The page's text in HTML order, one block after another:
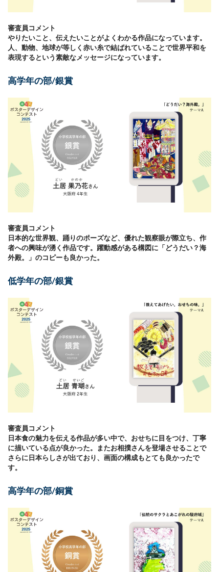
審査員コメント
やりたいこと、伝えたいことがよくわかる作品になっています。
人、動物、地球が等しく赤い糸で結ばれていることで世界平和を
表現するという素敵なメッセージになっています。
高学年の部/銀賞
審査員コメント
日本的な世界観、踊りのポーズなど、優れた観察眼が際立ち、作
者への興味が湧く作品です。躍動感がある構図に「どうだい？海
外殿。」のコピーも良かった。
低学年の部/銀賞
審査員コメント
日本食の魅力を伝える作品が多い中で、おせちに目をつけ、丁寧
に描いている点が良かった。またお相撲さんを登場させることで
さらに日本らしさが出ており、画面の構成もとても良かったで
す。
高学年の部/銅賞